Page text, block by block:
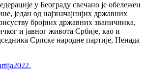
у Београду свечано је обележен
један од најзначајнијих државних
бројних државних званичника,
и јавног живота Србије, као и
Српске народне партије, Ненада